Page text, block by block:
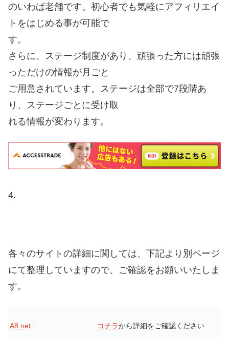
のいわば老舗です。初心者でも気軽にアフィリエイ
トをはじめる事が可能で
す。
さらに、ステージ制度があり、頑張った方には頑張
っただけの情報が月ごと
ご用意されています。ステージは全部で7段階あ
り、ステージごとに受け取
れる情報が変わります。
4.
各々のサイトの詳細に関しては、下記より別ページ
にて整理していますので、ご確認をお願いいたしま
す。
A8.net コチラから詳細をご確認ください